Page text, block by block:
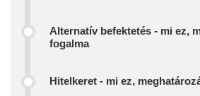
Alternatív befektetés - mi ez,
fogalma
Hitelkeret - mi ez,